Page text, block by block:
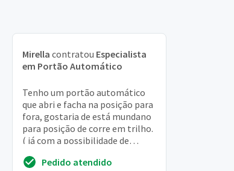
Mirella contratou Especialista
em Portão Automático
Tenho um portão automático
que abri e facha na posição para
fora, gostaria de está mundano
para posição de corre em trilho.
( já com a possibilidade de
possui 2...Pedido atendido